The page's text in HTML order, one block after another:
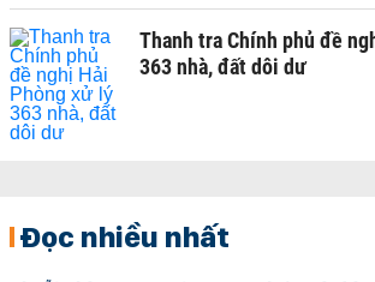
Thanh tra Chính phủ đề
363 nhà, đất dôi dư
Đọc nhiều nhất